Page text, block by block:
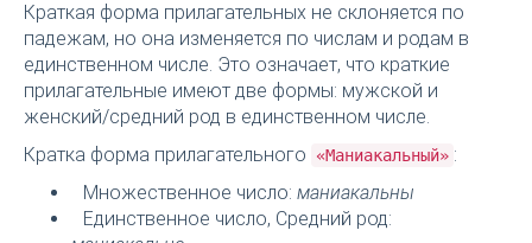
Краткая форма прилагательных не склоняется по
падежам, но она изменяется по числам и родам в
единственном числе. Это означает, что краткие
прилагательные имеют две формы: мужской и
женский/средний род в единственном числе.
Кратка форма прилагательного
«Маниакальный» :
Множественное число: маниакальны
Единственное число, Средний род: